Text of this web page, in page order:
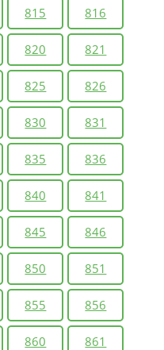
815 816
820 821
825 826
830 831
835 836
840 841
845 846
850 851
855 856
860 861